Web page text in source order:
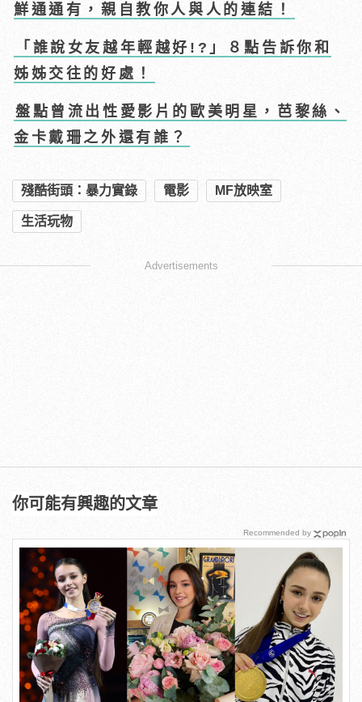
鮮通通有，親自教你人與人的連結！
「誰說女友越年輕越好!?」８點告訴你和
姊姊交往的好處！
盤點曾流出性愛影片的歐美明星，芭黎絲、
金卡戴珊之外還有誰？
殘酷街頭：暴力實錄 電影 MF放映室
生活玩物
Advertisements
你可能有興趣的文章
Recommended by